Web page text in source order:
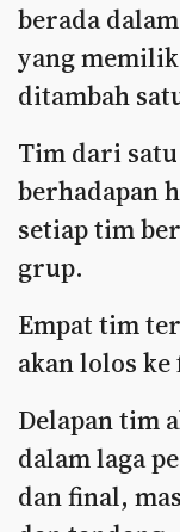
berada
yang
ditambah
Tim dari
berhadapan
setiap tim
grup.
Empat tim
akan lolos ke
Delapan tim
dalam laga
dan final,